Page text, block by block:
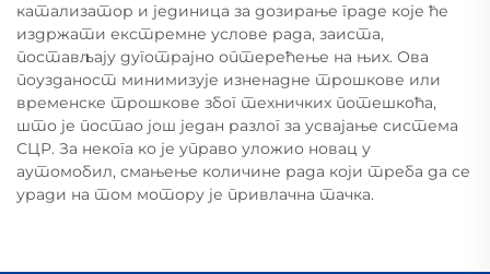
катализатор и јединица за дозирање граде које ће
издржати екстремне услове рада, заиста,
постављају дуготрајно оптерећење на њих. Ова
поузданост минимизује изненадне трошкове или
временске трошкове због техничких потешкоћа,
што је постао још један разлог за усвајање система
СЦР. За некога ко је управо уложио новац у
аутомобил, смањење количине рада који треба да се
уради на том мотору је привлачна тачка.